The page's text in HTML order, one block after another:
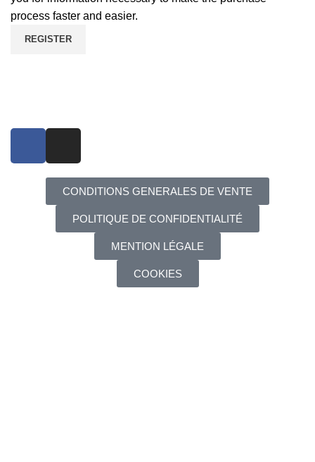
process faster and easier.
REGISTER
CONDITIONS GENERALES DE VENTE
POLITIQUE DE CONFIDENTIALITÉ
MENTION LÉGALE
COOKIES